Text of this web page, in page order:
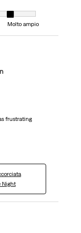
e 7 è uguale a Molto
Molto ampio
frustrating
Night